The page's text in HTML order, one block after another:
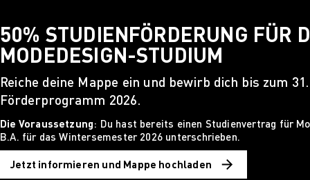
50% STUDIENFÖRDERUNG FÜR
MODEDESIGN-STUDIUM
Reiche deine Mappe ein und bewirb dich bis zum
Förderprogramm 2026.
Die Voraussetzung: Du hast bereits einen Studienvertrag für
B.A. für das Wintersemester 2026 unterschrieben.
Jetzt informieren und Mappe hochladen